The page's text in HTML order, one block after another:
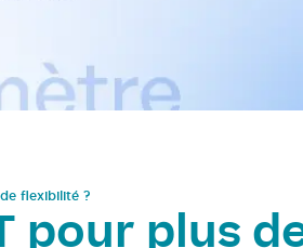
flexibilité ?
pour plus